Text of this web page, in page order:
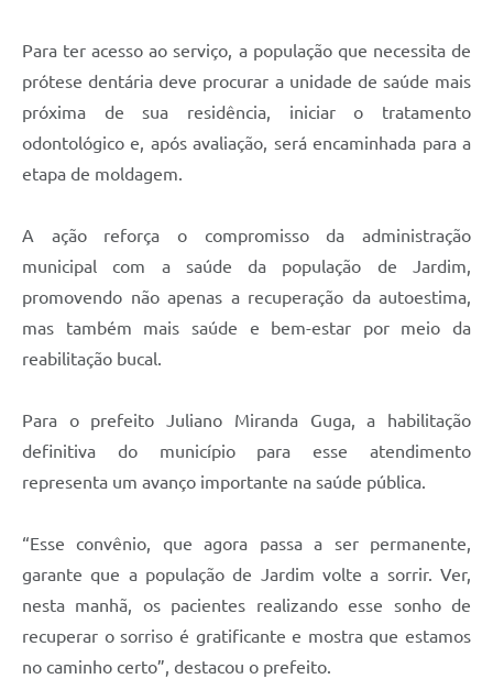
Para ter acesso ao serviço, a população que necessita de
prótese dentária deve procurar a unidade de saúde mais
próxima de sua residência, iniciar o tratamento
odontológico e, após avaliação, será encaminhada para a
etapa de moldagem.
A ação reforça o compromisso da administração
municipal com a saúde da população de Jardim,
promovendo não apenas a recuperação da autoestima,
mas também mais saúde e bem-estar por meio da
reabilitação bucal.
Para o prefeito Juliano Miranda Guga, a habilitação
definitiva do município para esse atendimento
representa um avanço importante na saúde pública.
“Esse convênio, que agora passa a ser permanente,
garante que a população de Jardim volte a sorrir. Ver,
nesta manhã, os pacientes realizando esse sonho de
recuperar o sorriso é gratificante e mostra que estamos
no caminho certo”, destacou o prefeito.